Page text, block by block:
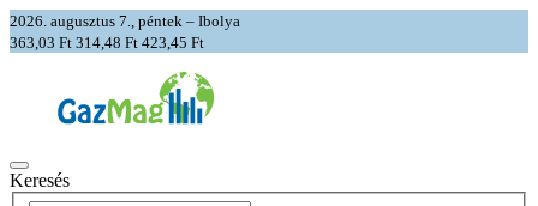
2026. augusztus 7., péntek – Ibolya
363,03 Ft 314,48 Ft 423,45 Ft
Keresés